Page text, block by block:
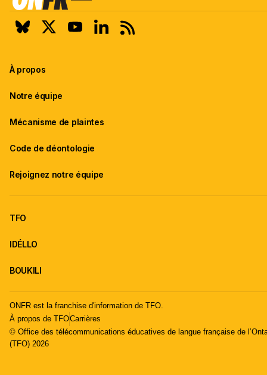
À propos
Notre équipe
Mécanisme de plaintes
Code de déontologie
Rejoignez notre équipe
TFO
IDÉLLO
BOUKILI
ONFR est la franchise d'information de TFO.
À propos de TFOCarrières
© Office des télécommunications éducatives de langue française de
(TFO) 2026